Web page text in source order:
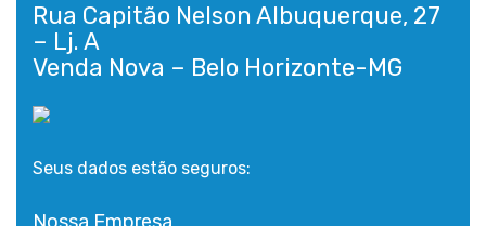
Rua Capitão Nelson Albuquerque, 27
– Lj. A
Seus dados estão seguros: